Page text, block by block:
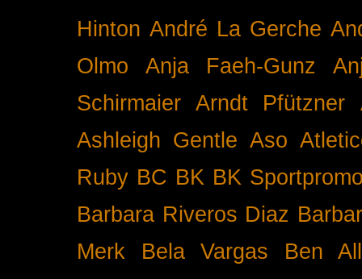
Hinton André La Gerche
Olmo
Anja Faeh-Gunz
Schirmaier
Arndt Pfützner
Ashleigh Gentle Aso
Ruby BC BK BK
Barbara Riveros Diaz
Merk
Bela Vargas
Ben